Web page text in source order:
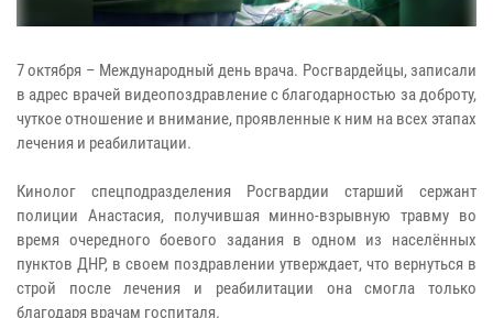
7 октября – Международный день врача. Росгвардейцы, записали
в адрес врачей видеопоздравление с благодарностью за доброту,
чуткое отношение и внимание, проявленные к ним на всех этапах
лечения и реабилитации.
Кинолог спецподразделения Росгвардии старший сержант
полиции Анастасия, получившая минно-взрывную травму во
время очередного боевого задания в одном из населённых
пунктов ДНР, в своем поздравлении утверждает, что вернуться в
строй после лечения и реабилитации она смогла только
благодаря врачам госпиталя.